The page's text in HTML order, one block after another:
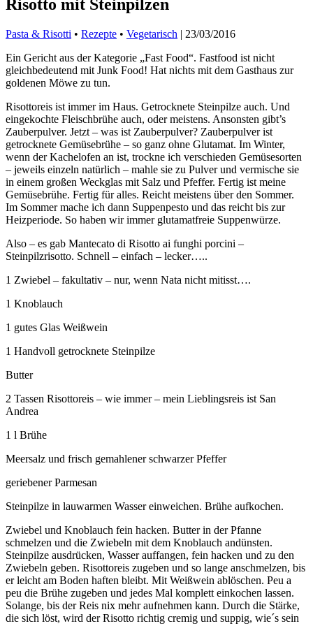
Risotto mit Steinpilzen
Pasta & Risotti • Rezepte • Vegetarisch | 23/03/2016
Ein Gericht aus der Kategorie „Fast Food“. Fastfood ist nicht
gleichbedeutend mit Junk Food! Hat nichts mit dem Gasthaus zur
goldenen Möwe zu tun.
Risottoreis ist immer im Haus. Getrocknete Steinpilze auch. Und
eingekochte Fleischbrühe auch, oder meistens. Ansonsten gibt’s
Zauberpulver. Jetzt – was ist Zauberpulver? Zauberpulver ist
getrocknete Gemüsebrühe – so ganz ohne Glutamat. Im Winter,
wenn der Kachelofen an ist, trockne ich verschieden Gemüsesorten
– jeweils einzeln natürlich – mahle sie zu Pulver und vermische sie
in einem großen Weckglas mit Salz und Pfeffer. Fertig ist meine
Gemüsebrühe. Fertig für alles. Reicht meistens über den Sommer.
Im Sommer mache ich dann Suppenpesto und das reicht bis zur
Heizperiode. So haben wir immer glutamatfreie Suppenwürze.
Also – es gab Mantecato di Risotto ai funghi porcini –
Steinpilzrisotto. Schnell – einfach – lecker…..
1 Zwiebel – fakultativ – nur, wenn Nata nicht mitisst….
1 Knoblauch
1 gutes Glas Weißwein
1 Handvoll getrocknete Steinpilze
Butter
2 Tassen Risottoreis – wie immer – mein Lieblingsreis ist San
Andrea
1 l Brühe
Meersalz und frisch gemahlener schwarzer Pfeffer
geriebener Parmesan
Steinpilze in lauwarmen Wasser einweichen. Brühe aufkochen.
Zwiebel und Knoblauch fein hacken. Butter in der Pfanne
schmelzen und die Zwiebeln mit dem Knoblauch andünsten.
Steinpilze ausdrücken, Wasser auffangen, fein hacken und zu den
Zwiebeln geben. Risottoreis zugeben und so lange anschmelzen, bis
er leicht am Boden haften bleibt. Mit Weißwein ablöschen. Peu a
peu die Brühe zugeben und jedes Mal komplett einkochen lassen.
Solange, bis der Reis nix mehr aufnehmen kann. Durch die Stärke,
die sich löst, wird der Risotto richtig cremig und suppig, wie´s sein